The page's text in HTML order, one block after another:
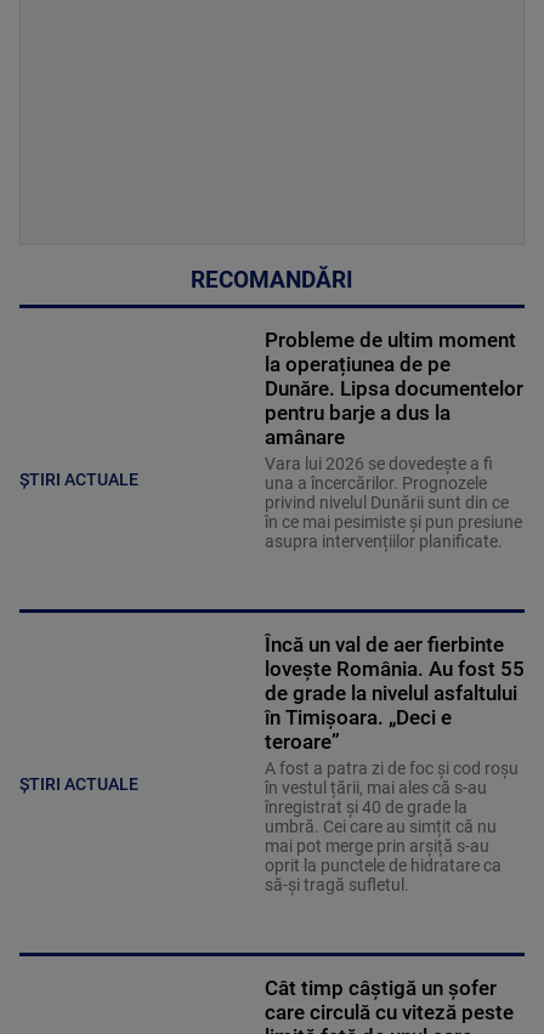
RECOMANDĂRI
ȘTIRI ACTUALE
Probleme de ultim moment
la operațiunea de pe
Dunăre. Lipsa documentelor
pentru barje a dus la
amânare
Vara lui 2026 se dovedește a fi
una a încercărilor. Prognozele
privind nivelul Dunării sunt din ce
în ce mai pesimiste și pun presiune
asupra intervențiilor planificate.
ȘTIRI ACTUALE
Încă un val de aer fierbinte
lovește România. Au fost 55
de grade la nivelul asfaltului
în Timișoara. „Deci e
teroare”
A fost a patra zi de foc și cod roșu
în vestul țării, mai ales că s-au
înregistrat și 40 de grade la
umbră. Cei care au simțit că nu
mai pot merge prin arșiță s-au
oprit la punctele de hidratare ca
să-și tragă sufletul.
Cât timp câștigă un șofer
care circulă cu viteză peste